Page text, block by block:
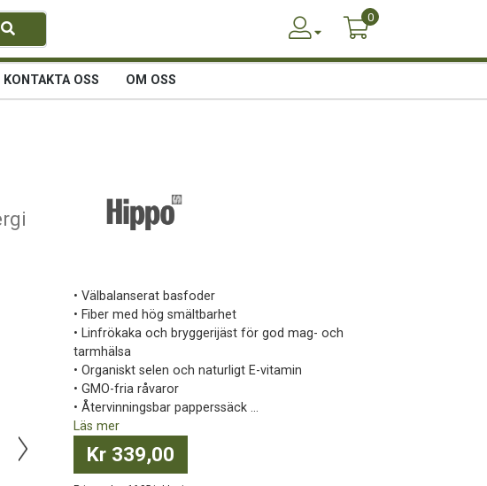
0
KONTAKTA OSS OM OSS
• Välbalanserat basfoder
• Fiber med hög smältbarhet
• Linfrökaka och bryggerijäst för god mag- och
tarmhälsa
• Organiskt selen och naturligt E-vitamin
• GMO-fria råvaror
• Återvinningsbar papperssäck ...
Läs mer
Kr 339,00